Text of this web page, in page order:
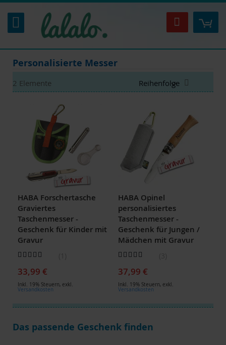
Inhalt
springen
Suche
Personalisierte Messer
2 Elemente
sortieren
HABA Forschertasche
Graviertes
Taschenmesser -
Geschenk für Kinder mit
Gravur
Bewertung:
33,99 €
Inkl. 19% Steuern, exkl.
Versandkosten
HABA Opinel
personalisiertes
Taschenmesser -
Geschenk für Jungen /
Mädchen mit Gravur
Bewertung:
37,99 €
Inkl. 19% Steuern, exkl.
Versandkosten
Das passende Geschenk finden